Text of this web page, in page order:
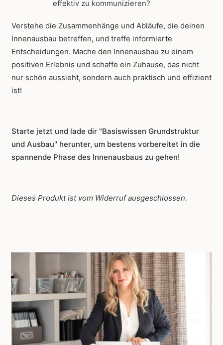
effektiv zu kommunizieren?
Verstehe die Zusammenhänge und Abläufe, die deinen
Innenausbau betreffen, und treffe informierte
Entscheidungen. Mache den Innenausbau zu einem
positiven Erlebnis und schaffe ein Zuhause, das nicht
nur schön aussieht, sondern auch praktisch und effizient
ist!
Starte jetzt und lade dir "Basiswissen Grundstruktur
und Ausbau" herunter, um bestens vorbereitet in die
spannende Phase des Innenausbaus zu gehen!
Dieses Produkt ist vom Widerruf ausgeschlossen.